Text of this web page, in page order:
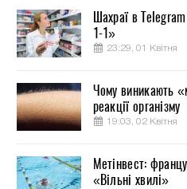
Шахраї в
1-1»
23:29, 01 Квітня
Чому виникають
реакції організму
19:03, 02 Квітня
Метінвест:
«Вільні хвилі»